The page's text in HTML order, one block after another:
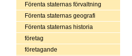
Förenta staternas förvaltning
Förenta staternas geografi
Förenta staternas historia
företag
företagande